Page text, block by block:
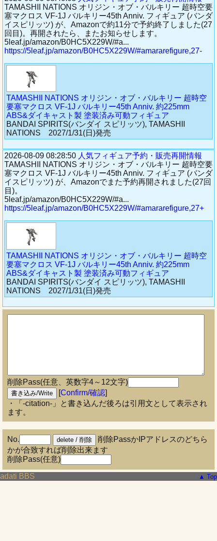
TAMASHII NATIONS オリジン・オブ・バルキリー 超時空要
塞マクロス VF-1J バルキリー45th Anniv. フィギュア (バンダ
イスピリッツ) が、Amazonで約11分で予約終了しました(27
回目)。再開されたら、またお知らせします。
5leaf.jp/amazon/B0HC5X229W/#a...
https://5leaf.jp/amazon/B0HC5X229W/#amararefigure,27-
TAMASHII NATIONS オリジン・オブ・バルキリー 超時空
要塞マクロス VF-1J バルキリー45th Anniv. 約225mm
ABS&ダイキャスト製 塗装済み可動フィギュア
BANDAI SPIRITS(バンダイ スピリッツ), TAMASHII
NATIONS 2027/1/31(日)発売
2026-08-09 08:28:50 人気フィギュア予約・販売再開情報
TAMASHII NATIONS オリジン・オブ・バルキリー 超時空要
塞マクロス VF-1J バルキリー45th Anniv. フィギュア (バンダ
イスピリッツ) が、Amazonでまた予約再開されました(27回
目)。
5leaf.jp/amazon/B0HC5X229W/#a...
https://5leaf.jp/amazon/B0HC5X229W/#amararefigure,27+
TAMASHII NATIONS オリジン・オブ・バルキリー 超時空
要塞マクロス VF-1J バルキリー45th Anniv. 約225mm
ABS&ダイキャスト製 塗装済み可動フィギュア
BANDAI SPIRITS(バンダイ スピリッツ), TAMASHII
NATIONS 2027/1/31(日)発売
削除Pass(任意、英数字4～12文字)
[Confirm/確認]
・「-citation-」と書き込んだ後ろは引用文として表示され
ます。
No.
削除PassかIPアドレスのどちら
かが合致すれば削除出来ます
削除Pass(任意)
adati BBS ▲ Top